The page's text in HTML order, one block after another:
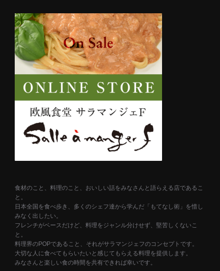
食材のこと、料理のこと、おいしい話をみなさんと語らえる店であるこ
と。
日本全国を食べ歩き、多くのシェフ達から学んだ「もてなし術」を惜し
みなく出したい。
フレンチがベースだけど、料理をジャンル分けせず、堅苦しくないこ
と。
料理界のPOPであること、それがサラマンジェフのコンセプトです。
大切な人に食べてもらいたいと感じてもらえる料理を提供します。
みなさんと楽しい食の時間を共有できれば幸いです。